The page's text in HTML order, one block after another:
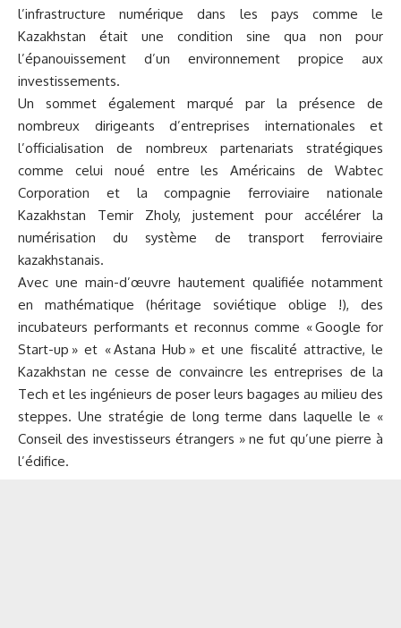
l’infrastructure numérique dans les pays comme le
Kazakhstan était une condition sine qua non pour
l’épanouissement d’un environnement propice aux
investissements.
Un sommet également marqué par la présence de
nombreux dirigeants d’entreprises internationales et
l’officialisation de nombreux partenariats stratégiques
comme celui noué entre les Américains de Wabtec
Corporation et la compagnie ferroviaire nationale
Kazakhstan Temir Zholy, justement pour accélérer la
numérisation du système de transport ferroviaire
kazakhstanais.
Avec une main-d’œuvre hautement qualifiée notamment
en mathématique (héritage soviétique oblige !), des
incubateurs performants et reconnus comme « Google for
Start-up » et « Astana Hub » et une fiscalité attractive, le
Kazakhstan ne cesse de convaincre les entreprises de la
Tech et les ingénieurs de poser leurs bagages au milieu des
steppes. Une stratégie de long terme dans laquelle le «
Conseil des investisseurs étrangers » ne fut qu’une pierre à
l’édifice.